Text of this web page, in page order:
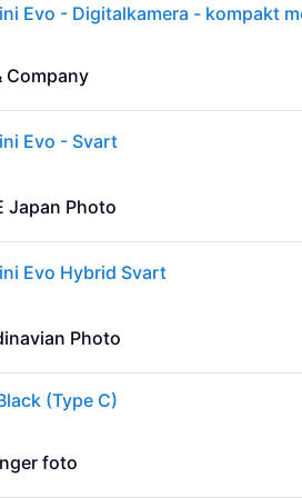
Company
Evo - Svart
Japan Photo
Evo Hybrid Svart
Photo
(Type C)
foto